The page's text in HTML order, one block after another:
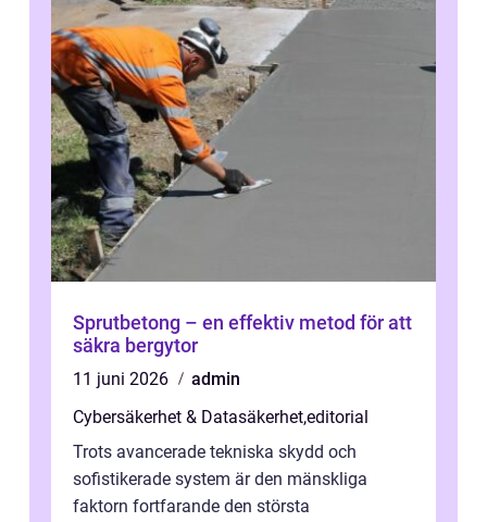
Sprutbetong – en effektiv metod för att
säkra bergytor
11 juni 2026
admin
Cybersäkerhet & Datasäkerhet,editorial
Trots avancerade tekniska skydd och
sofistikerade system är den mänskliga
faktorn fortfarande den största